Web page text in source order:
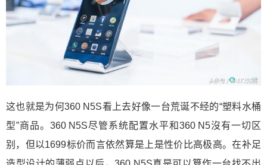
这也就是为何360 N5S看上去好像一台荒诞不经的“塑料水桶
型”商品。360 N5S尽管系统配置水平和360 N5沒有一切区
别，但以1699标价而言依然算是上是性价比高极高。在补足